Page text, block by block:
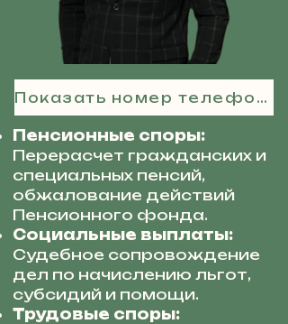
Показать номер телефона
Пенсионные споры:
Перерасчет гражданских и
специальных пенсий,
обжалование действий
Пенсионного фонда.
Социальные выплаты:
Судебное сопровождение
дел по начислению льгот,
субсидий и помощи.
Трудовые споры: